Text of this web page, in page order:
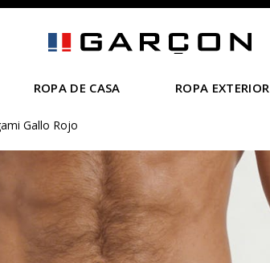
ROPA DE CASA ROPA EXTERIOR
Gallo Rojo